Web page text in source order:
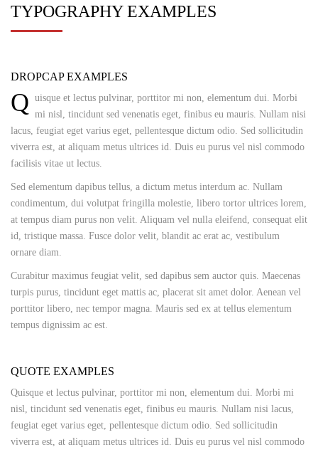
TYPOGRAPHY EXAMPLES
DROPCAP EXAMPLES
Q uisque et lectus pulvinar, porttitor mi non, elementum dui. Morbi
mi nisl, tincidunt sed venenatis eget, finibus eu mauris. Nullam nisi
lacus, feugiat eget varius eget, pellentesque dictum odio. Sed sollicitudin
viverra est, at aliquam metus ultrices id. Duis eu purus vel nisl commodo
facilisis vitae ut lectus.
Sed elementum dapibus tellus, a dictum metus interdum ac. Nullam
condimentum, dui volutpat fringilla molestie, libero tortor ultrices lorem,
at tempus diam purus non velit. Aliquam vel nulla eleifend, consequat elit
id, tristique massa. Fusce dolor velit, blandit ac erat ac, vestibulum
ornare diam.
Curabitur maximus feugiat velit, sed dapibus sem auctor quis. Maecenas
turpis purus, tincidunt eget mattis ac, placerat sit amet dolor. Aenean vel
porttitor libero, nec tempor magna. Mauris sed ex at tellus elementum
tempus dignissim ac est.
QUOTE EXAMPLES
Quisque et lectus pulvinar, porttitor mi non, elementum dui. Morbi mi
nisl, tincidunt sed venenatis eget, finibus eu mauris. Nullam nisi lacus,
feugiat eget varius eget, pellentesque dictum odio. Sed sollicitudin
viverra est, at aliquam metus ultrices id. Duis eu purus vel nisl commodo